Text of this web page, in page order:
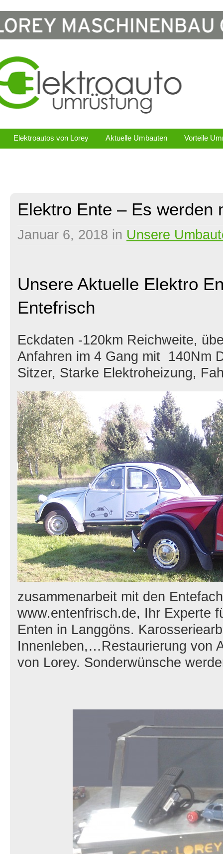
Elektroautos von Lorey Aktuelle Umbauten Vorteile
Elektro Ente – Es werden
Januar 6, 2018 in Unsere
Unsere Aktuelle Elektro
Entefrisch
Eckdaten -120km Reichweite,
Anfahren im 4 Gang mit 140Nm
Sitzer, Starke Elektroheizung,
zusammenarbeit mit den
www.entenfrisch.de, Ihr Experte
Enten in Langgöns.
Innenleben,…Restaurierung von
von Lorey. Sonderwünsche